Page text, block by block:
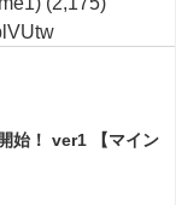
始！ ver1 【マイン